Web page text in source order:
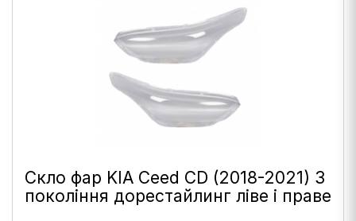
Скло фар KIA Ceed CD (2018-2021) 3
покоління дорестайлинг ліве і праве